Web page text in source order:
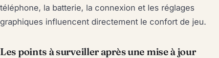
téléphone, la batterie, la connexion et les réglages
graphiques influencent directement le confort de jeu.
Les points à surveiller après une mise à jour